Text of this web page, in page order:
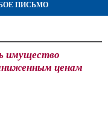
ПИСЬМО
имущество
ценам